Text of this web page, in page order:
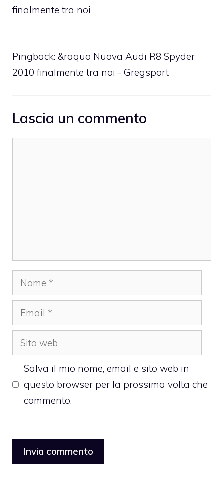
finalmente tra noi
Pingback: &raquo Nuova Audi R8 Spyder
2010 finalmente tra noi - Gregsport
Lascia un commento
Nome
Email
Sito
web
Salva il mio nome, email e sito web in
questo browser per la prossima volta che
commento.